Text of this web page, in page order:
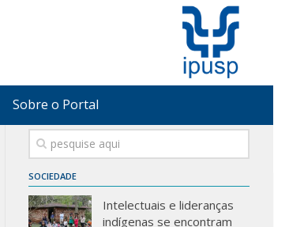
Sobre o Portal
SOCIEDADE
Intelectuais e lideranças
indígenas se encontram